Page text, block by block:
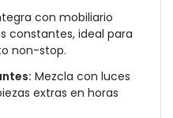
con mobiliario
constantes, ideal para
non-stop.
Mezcla con luces
extras en horas